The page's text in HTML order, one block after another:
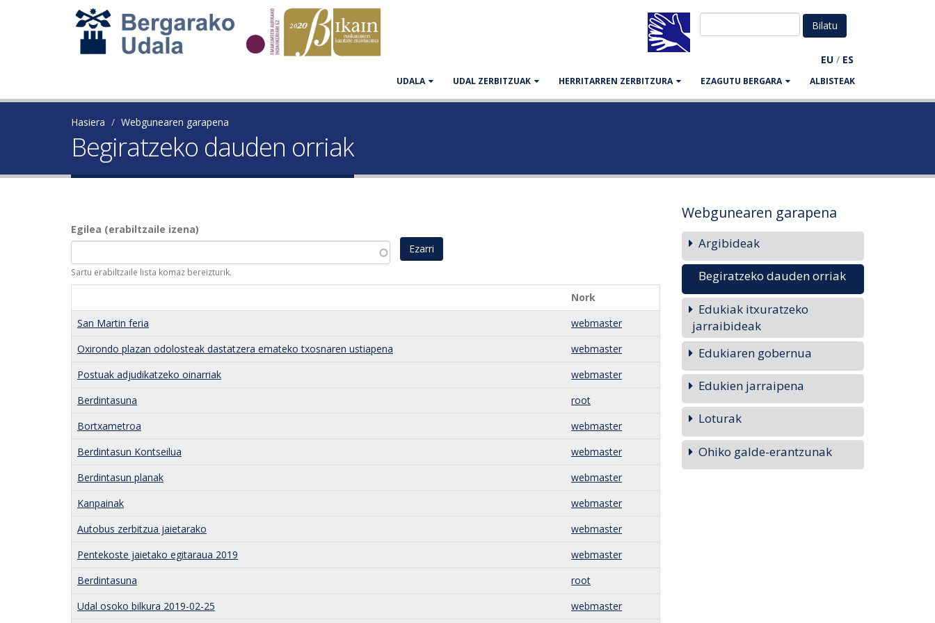
EU / ES
UDALA UDAL ZERBITZUAK HERRITARREN ZERBITZURA EZAGUTU BERGARA ALBISTEAK
Hasiera Webgunearen garapena
Begiratzeko dauden orriak
Egilea (erabiltzaile izena)
Sartu erabiltzaile lista komaz bereizturik.
Nork
San Martin feria
webmaster
Oxirondo plazan odolosteak dastatzera emateko txosnaren ustiapena
webmaster
Postuak adjudikatzeko oinarriak
webmaster
Berdintasuna
root
Bortxametroa
webmaster
Berdintasun Kontseilua
webmaster
Berdintasun planak
webmaster
Kanpainak
webmaster
Autobus zerbitzua jaietarako
webmaster
Pentekoste jaietako egitaraua 2019
webmaster
Berdintasuna
root
Udal osoko bilkura 2019-02-25
webmaster
Webgunearen garapena
Argibideak
Begiratzeko dauden orriak
Edukiak itxuratzeko
jarraibideak
Edukiaren gobernua
Edukien jarraipena
Loturak
Ohiko galde-erantzunak